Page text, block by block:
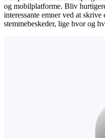
og mobilplatforme. Bliv
interessante emner ved at
stemmebeskeder, lige hvor og